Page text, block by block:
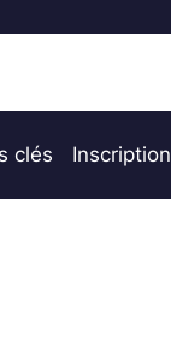
clés Inscription